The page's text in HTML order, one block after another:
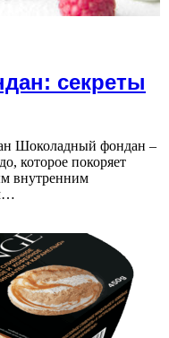
секреты
Шоколадный фондан –
которое покоряет
внутренним